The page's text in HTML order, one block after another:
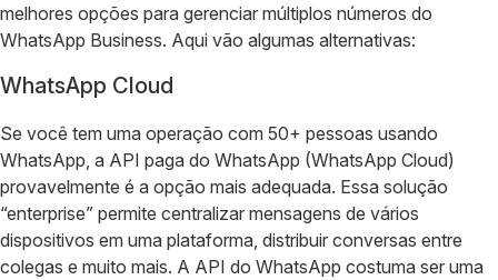
melhores opções para gerenciar múltiplos números do
WhatsApp Business. Aqui vão algumas alternativas:
WhatsApp Cloud
Se você tem uma operação com 50+ pessoas usando
WhatsApp, a API paga do WhatsApp (WhatsApp Cloud)
provavelmente é a opção mais adequada. Essa solução
“enterprise” permite centralizar mensagens de vários
dispositivos em uma plataforma, distribuir conversas entre
colegas e muito mais. A API do WhatsApp costuma ser uma